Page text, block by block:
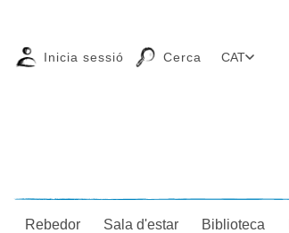
Inicia sessió Cerca CAT
Rebedor Sala d'estar Biblioteca